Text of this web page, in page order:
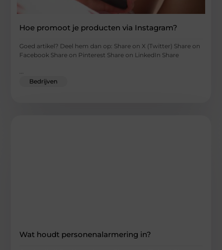
Hoe promoot je producten via Instagram?
Goed artikel? Deel hem dan op: Share on X (Twitter) Share on
Facebook Share on Pinterest Share on LinkedIn Share
Bedrijven
Wat houdt personenalarmering in?